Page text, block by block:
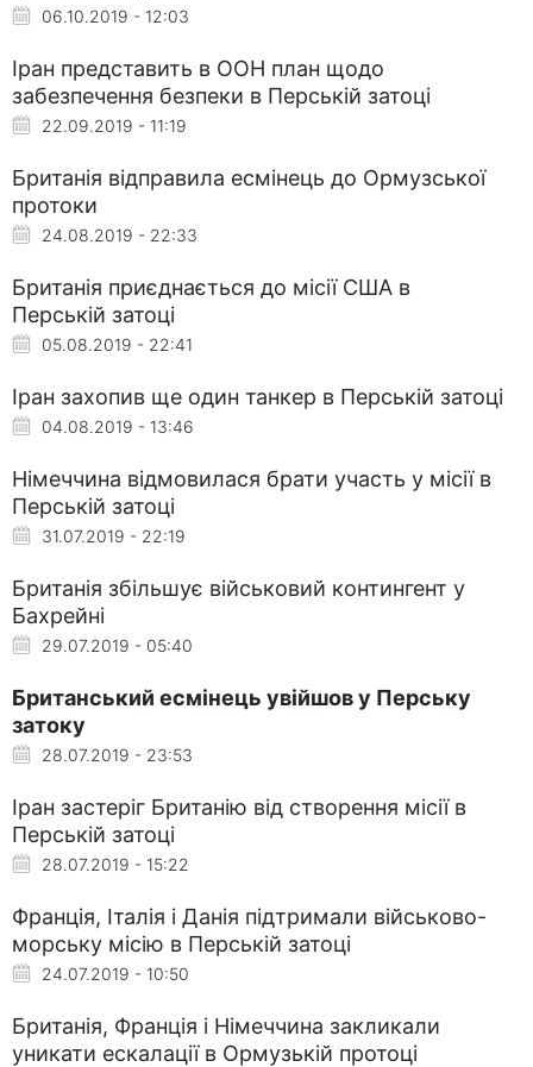
06.10.2019 - 12:03
Іран представить в ООН план щодо
забезпечення безпеки в Перській затоці
22.09.2019 - 11:19
Британія відправила есмінець до Ормузської
протоки
24.08.2019 - 22:33
Британія приєднається до місії США в
Перській затоці
05.08.2019 - 22:41
Іран захопив ще один танкер в Перській затоці
04.08.2019 - 13:46
Німеччина відмовилася брати участь у місії в
Перській затоці
31.07.2019 - 22:19
Британія збільшує військовий контингент у
Бахрейні
29.07.2019 - 05:40
Британський есмінець увійшов у Перську
затоку
28.07.2019 - 23:53
Іран застеріг Британію від створення місії в
Перській затоці
28.07.2019 - 15:22
Франція, Італія і Данія підтримали військово-
морську місію в Перській затоці
24.07.2019 - 10:50
Британія, Франція і Німеччина закликали
уникати ескалації в Ормузькій протоці